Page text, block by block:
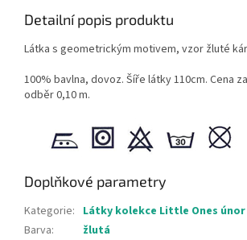
Detailní popis produktu
Látka s geometrickým motivem, vzor žluté
100% bavlna, dovoz. Šíře látky 110cm. Cena
odběr 0,10 m.
Doplňkové parametry
Kategorie: Látky kolekce Little Ones únor
Barva:
žlutá